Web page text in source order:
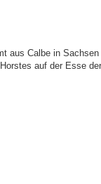
aus Calbe in Sachsen
auf der Esse